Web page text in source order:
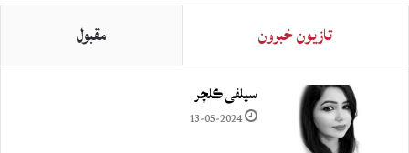
تازيون خبرون مقبول
سيلفي ڪلچر
13-05-2024